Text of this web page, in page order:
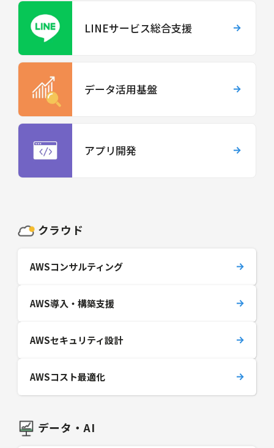
LINEサービス総合支援
データ活用基盤
アプリ開発
クラウド
AWSコンサルティング
AWS導入・構築支援
AWSセキュリティ設計
AWSコスト最適化
データ・AI